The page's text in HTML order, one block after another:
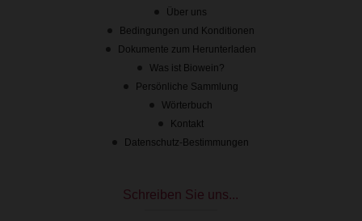
Über uns
Bedingungen und Konditionen
Dokumente zum Herunterladen
Was ist Biowein?
Persönliche Sammlung
Wörterbuch
Kontakt
Datenschutz-Bestimmungen
Schreiben Sie uns...